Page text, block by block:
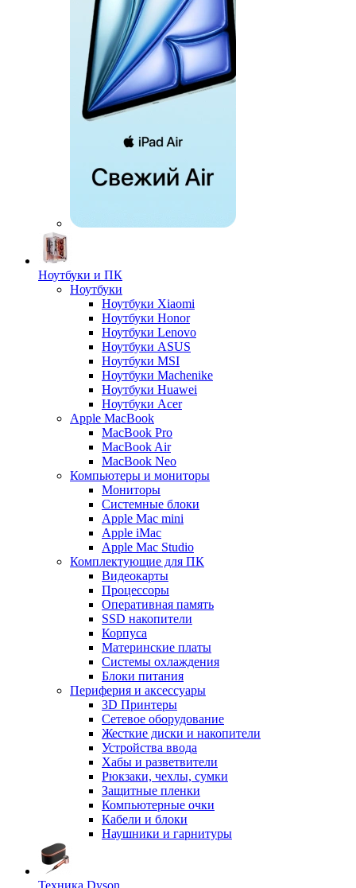
Ноутбуки и ПК
Ноутбуки
Ноутбуки Xiaomi
Ноутбуки Honor
Ноутбуки Lenovo
Ноутбуки ASUS
Ноутбуки MSI
Ноутбуки Machenike
Ноутбуки Huawei
Ноутбуки Acer
Apple MacBook
MacBook Pro
MacBook Air
MacBook Neo
Компьютеры и мониторы
Мониторы
Системные блоки
Apple Mac mini
Apple iMac
Apple Mac Studio
Комплектующие для ПК
Видеокарты
Процессоры
Оперативная память
SSD накопители
Корпуса
Материнские платы
Системы охлаждения
Блоки питания
Периферия и аксессуары
3D Принтеры
Сетевое оборудование
Жесткие диски и накопители
Устройства ввода
Хабы и разветвители
Рюкзаки, чехлы, сумки
Защитные пленки
Компьютерные очки
Кабели и блоки
Наушники и гарнитуры
Техника Dyson